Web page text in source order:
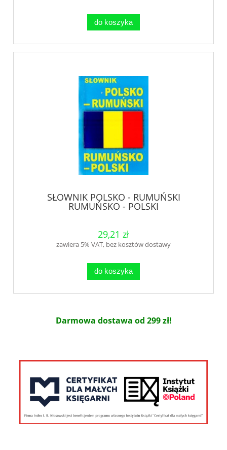
do koszyka
SŁOWNIK POLSKO - RUMUŃSKI
RUMUŃSKO - POLSKI
29,21 zł
zawiera 5% VAT, bez kosztów dostawy
do koszyka
Darmowa dostawa od 299 zł!